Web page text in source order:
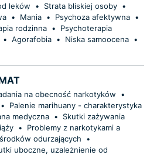
leków • Strata bliskiej osoby •
• Mania • Psychoza afektywna •
rodzinna •
Psychoterapia
• Agorafobia • Niska samoocena •
na obecność narkotyków
•
•
Palenie marihuany - charakterystyka
medyczna •
Skutki zażywania
•
Problemy z narkotykami a
odurzających
•
uboczne, uzależnienie od